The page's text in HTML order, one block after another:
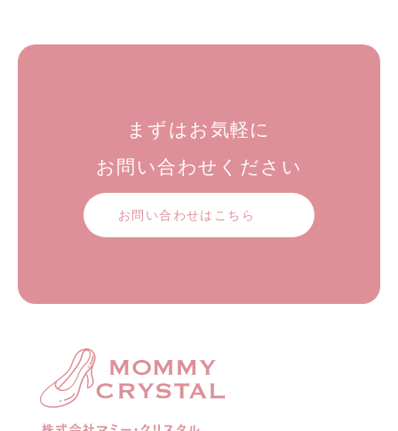
まずはお気軽に
お問い合わせください
お問い合わせはこちら